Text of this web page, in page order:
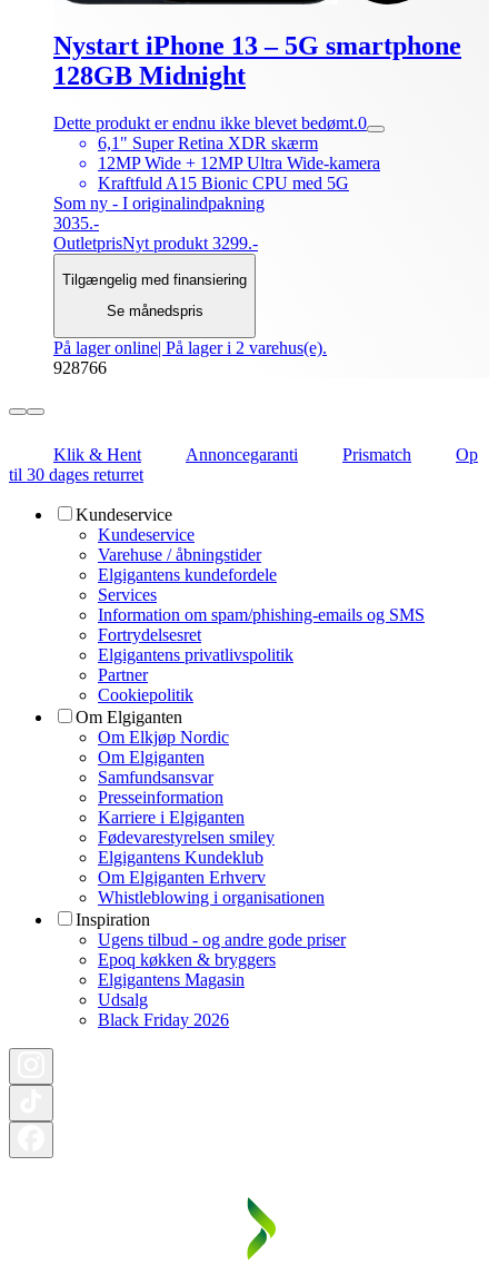
Nystart iPhone 13 – 5G smartphone
128GB Midnight
Dette produkt er endnu ikke blevet bedømt.0
6,1" Super Retina XDR skærm
12MP Wide + 12MP Ultra Wide-kamera
Kraftfuld A15 Bionic CPU med 5G
Som ny - I originalindpakning
3035.-
OutletprisNyt produkt 3299.-
Tilgængelig med finansiering
Se månedspris
På lager online| På lager i 2 varehus(e).
928766
Klik & Hent Annoncegaranti Prismatch
Op
til 30 dages returret
Kundeservice
Kundeservice
Varehuse / åbningstider
Elgigantens kundefordele
Services
Information om spam/phishing-emails og SMS
Fortrydelsesret
Elgigantens privatlivspolitik
Partner
Cookiepolitik
Om Elgiganten
Om Elkjøp Nordic
Om Elgiganten
Samfundsansvar
Presseinformation
Karriere i Elgiganten
Fødevarestyrelsen smiley
Elgigantens Kundeklub
Om Elgiganten Erhverv
Whistleblowing i organisationen
Inspiration
Ugens tilbud - og andre gode priser
Epoq køkken & bryggers
Elgigantens Magasin
Udsalg
Black Friday 2026